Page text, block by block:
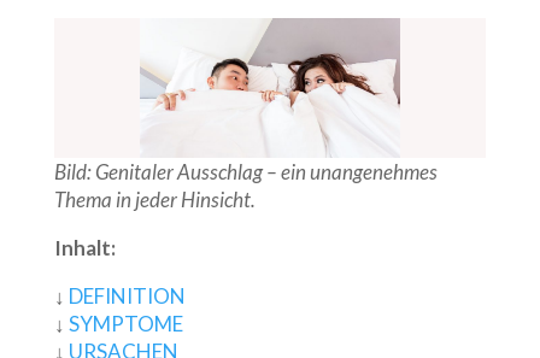
Bild: Genitaler Ausschlag – ein unangenehmes
Thema in jeder Hinsicht.
Inhalt:
↓ DEFINITION
↓ SYMPTOME
↓ URSACHEN